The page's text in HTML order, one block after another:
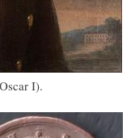
I).